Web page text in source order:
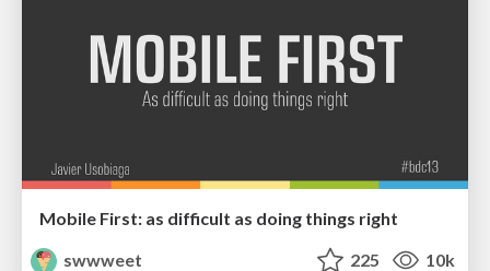
Mobile First: as difficult as doing things right
swwweet
225 10k